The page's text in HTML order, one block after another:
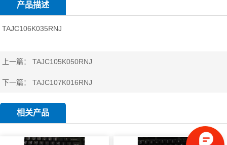
产品描述
TAJC106K035RNJ
上一篇：TAJC105K050RNJ
下一篇：TAJC107K016RNJ
相关产品